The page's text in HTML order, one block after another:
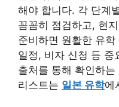
해야 합니다. 각 단계
꼼꼼히 점검하고, 현
준비하면 원활한 유
일정, 비자 신청 등 중
출처를 통해 확인하
리스트는 일본 유학에